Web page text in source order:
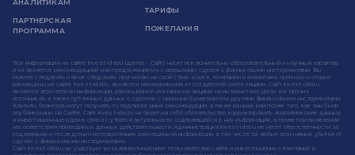
АНАЛИТИКАМ
ПАРТНЕРСКАЯ
ПРОГРАММА
ТАРИФЫ
ПОЖЕЛАНИЯ
Вся информация на сайте invest-idei.ru (далее - Сайт) носит исключительно образовательный и научный характер
и не является рекомендацией или предложением к совершению сделок с финансовыми инструментами. Вы
можете следовать или не следовать прогнозам на свой страх и риск. Компании и аналитики, прогнозы которых
размещены на сайте invest-idei.ru, являются независимыми от создателей сайта лицами. Сайт invest-idei.ru
является агрегатором информации, размещенной указанными лицами на интернет-ресурсах и в прочих
источниках, а также публичных данных о сделках с ценными бумагами или другими финансовыми инструментами.
Клиенты брокеров могут получать по подписке иные рекомендации, а также раньше или позже того, как они были
опубликованы на Сайте. Сайт invest-idei.ru не берет на себя обязательство корректировать аналитические данные
и инвестиционные идеи в связи с утратой актуальности содержащейся в них информации, а также при выявлении
несоответствия приводимых данных действительности. Администрация invest-idei.ru не несет ответственности за
содержание и последствия использования размещенной информации, в том числе за любые возможные убытки от
сделок с финансовыми инструментами.
Сайт invest-idei.ru не участвует во взаимоотношениях пользователей сайта и инвестиционных компаний и